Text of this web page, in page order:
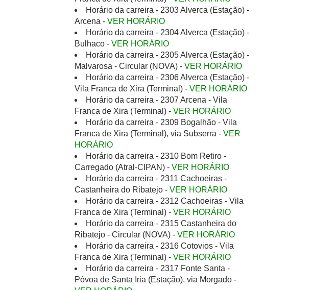
Horário da carreira - 2303 Alverca (Estação) -
Arcena - VER HORÁRIO
Horário da carreira - 2304 Alverca (Estação) -
Bulhaco - VER HORÁRIO
Horário da carreira - 2305 Alverca (Estação) -
Malvarosa - Circular (NOVA) - VER HORÁRIO
Horário da carreira - 2306 Alverca (Estação) -
Vila Franca de Xira (Terminal) - VER HORÁRIO
Horário da carreira - 2307 Arcena - Vila
Franca de Xira (Terminal) - VER HORÁRIO
Horário da carreira - 2309 Bogalhão - Vila
Franca de Xira (Terminal), via Subserra - VER
HORÁRIO
Horário da carreira - 2310 Bom Retiro -
Carregado (Atral-CIPAN) - VER HORÁRIO
Horário da carreira - 2311 Cachoeiras -
Castanheira do Ribatejo - VER HORÁRIO
Horário da carreira - 2312 Cachoeiras - Vila
Franca de Xira (Terminal) - VER HORÁRIO
Horário da carreira - 2315 Castanheira do
Ribatejo - Circular (NOVA) - VER HORÁRIO
Horário da carreira - 2316 Cotovios - Vila
Franca de Xira (Terminal) - VER HORÁRIO
Horário da carreira - 2317 Fonte Santa -
Póvoa de Santa Iria (Estação), via Morgado -